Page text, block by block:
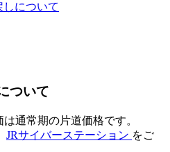
について
ついて
通常期の片道価格です。
JRサイバーステーション をご